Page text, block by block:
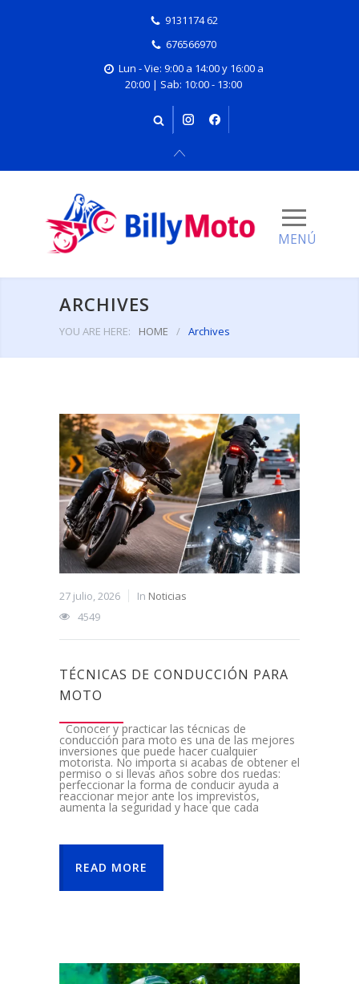
9131174 62
676566970
Lun - Vie: 9:00 a 14:00 y 16:00 a
20:00 | Sab: 10:00 - 13:00
ARCHIVES
YOU ARE HERE: HOME / Archives
27 julio, 2026 In Noticias
4549
TÉCNICAS DE CONDUCCIÓN PARA
MOTO
Conocer y practicar las técnicas de
conducción para moto es una de las mejores
inversiones que puede hacer cualquier
motorista. No importa si acabas de obtener el
permiso o si llevas años sobre dos ruedas:
perfeccionar la forma de conducir ayuda a
reaccionar mejor ante los imprevistos,
aumenta la seguridad y hace que cada
READ MORE